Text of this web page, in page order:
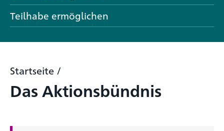
Teilhabe ermöglichen
Startseite /
Das Aktionsbündnis